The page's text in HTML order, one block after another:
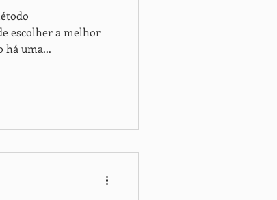
escolher a melhor
há uma...